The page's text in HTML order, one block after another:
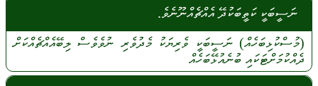
ނަސީބަކީ ކަތީބަކުދޭ އެއްޗެއްނޫނެވެ.
(މުސްކުޅިބަހެއް)ނަސީބަކީވެރިޔަކުމެދުވެރި ނުވެވެސް ލިބޭއެއްޗެއްކަށް
ދެއްކުމަށްޓަކައި ބުނެއުޅޭބަހެއް